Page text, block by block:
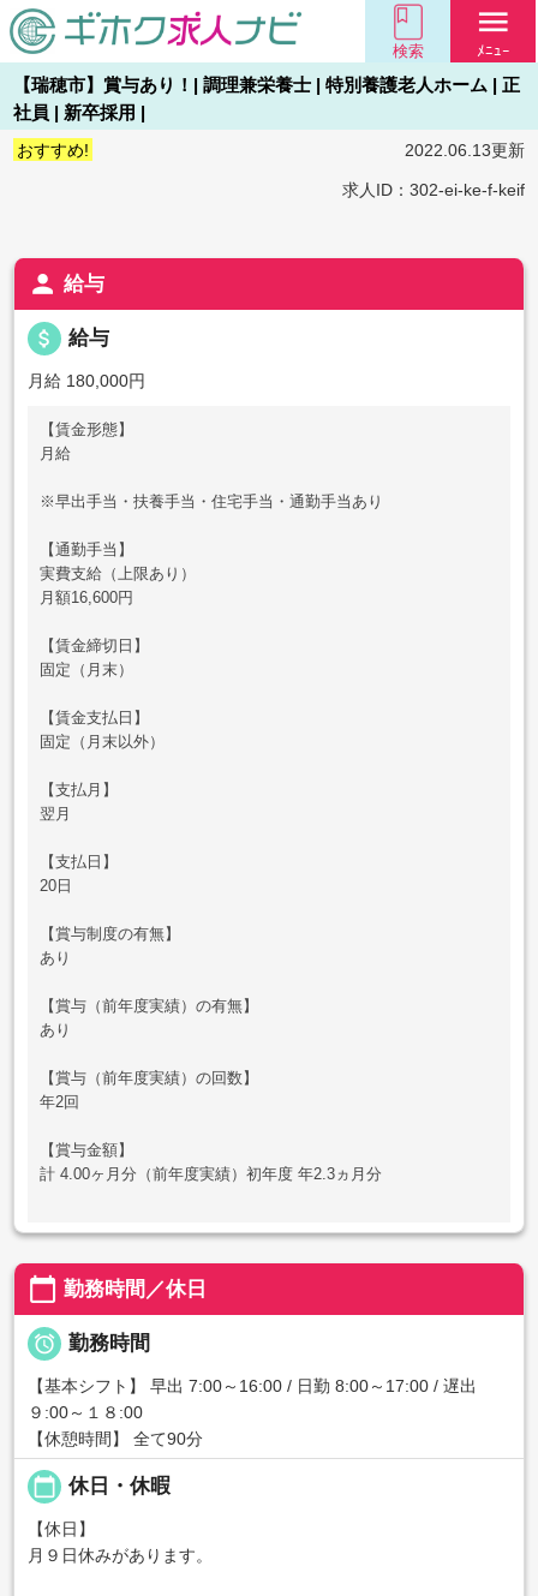
検索
menu
ﾒﾆｭｰ
【瑞穂市】賞与あり！| 調理兼栄養士 | 特別養護老人ホーム | 正
社員 | 新卒採用 |
おすすめ! 2022.06.13更新
求人ID：302-ei-ke-f-keif
person 給与
attach_money 給与
月給 180,000円
【賃金形態】
月給
※早出手当・扶養手当・住宅手当・通勤手当あり
【通勤手当】
実費支給（上限あり）
月額16,600円
【賃金締切日】
固定（月末）
【賃金支払日】
固定（月末以外）
【支払月】
翌月
【支払日】
20日
【賞与制度の有無】
あり
【賞与（前年度実績）の有無】
あり
【賞与（前年度実績）の回数】
年2回
【賞与金額】
計 4.00ヶ月分（前年度実績）初年度 年2.3ヵ月分
calendar_today 勤務時間／休日
 勤務時間
【基本シフト】 早出 7:00～16:00 / 日勤 8:00～17:00 / 遅出
９:00～１８:00
【休憩時間】 全て90分
calendar_today 休日・休暇
【休日】
月９日休みがあります。